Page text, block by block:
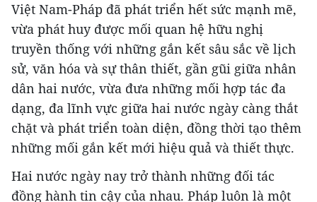
Việt Nam-Pháp đã phát triển hết sức mạnh mẽ,
vừa phát huy được mối quan hệ hữu nghị
truyền thống với những gắn kết sâu sắc về lịch
sử, văn hóa và sự thân thiết, gần gũi giữa nhân
dân hai nước, vừa đưa những mối hợp tác đa
dạng, đa lĩnh vực giữa hai nước ngày càng thắt
chặt và phát triển toàn diện, đồng thời tạo thêm
những mối gắn kết mới hiệu quả và thiết thực.
Hai nước ngày nay trở thành những đối tác
đồng hành tin cậy của nhau. Pháp luôn là một